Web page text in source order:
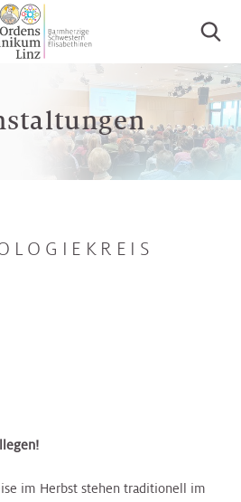
im Herbst stehen traditionell im